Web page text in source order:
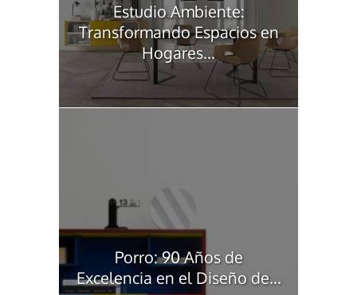
Estudio Ambiente:
Transformando Espacios en
Hogares...
Porro: 90 Años de
Excelencia en el Diseño de...